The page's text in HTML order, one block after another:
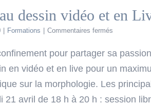
dessin vidéo et en
Formations Commentaires fermés
au
dessin
vidéo
en
Live!
pour partager sa
en vidéo et en live pour un
sur la morphologie. Les
21 avril de 18 h à 20 h : session